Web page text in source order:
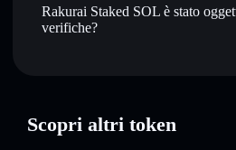
capitalizzazione di mercato e
Conservare in modo sicuro
Aggregatore di privacy
Rakurai Staked SOL è stato
verifiche?
Scopri altri token